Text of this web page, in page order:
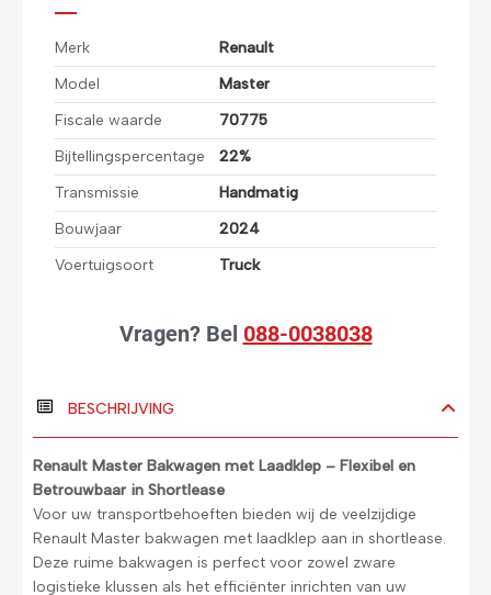
Merk
Renault
Model
Master
Fiscale waarde
70775
Bijtellingspercentage
22%
Transmissie
Handmatig
Bouwjaar
2024
Voertuigsoort
Truck
Vragen?Bel 088-0038038
BESCHRIJVING
Renault Master Bakwagen met Laadklep – Flexibel en
Betrouwbaar in Shortlease
Voor uw transportbehoeften bieden wij de veelzijdige
Renault Master bakwagen met laadklep aan in shortlease.
Deze ruime bakwagen is perfect voor zowel zware
logistieke klussen als het efficiënter inrichten van uw